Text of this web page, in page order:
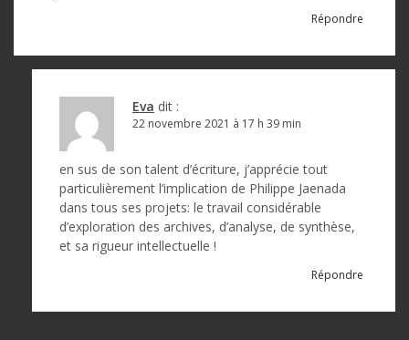
Répondre
Eva dit :
22 novembre 2021 à 17 h 39 min
en sus de son talent d’écriture, j’apprécie tout
particulièrement l’implication de Philippe Jaenada
dans tous ses projets: le travail considérable
d’exploration des archives, d’analyse, de synthèse,
et sa rigueur intellectuelle !
Répondre